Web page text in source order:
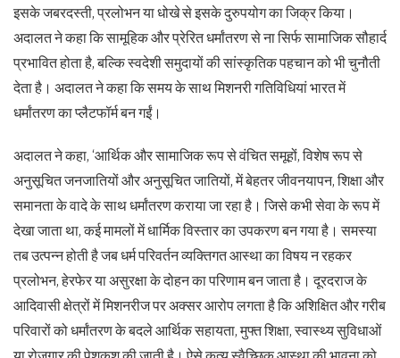
इसके जबरदस्ती, प्रलोभन या धोखे से इसके दुरुपयोग का जिक्र किया।
अदालत ने कहा कि सामूहिक और प्रेरित धर्मांतरण से ना सिर्फ सामाजिक सौहार्द
प्रभावित होता है, बल्कि स्वदेशी समुदायों की सांस्कृतिक पहचान को भी चुनौती
देता है। अदालत ने कहा कि समय के साथ मिशनरी गतिविधियां भारत में
धर्मांतरण का प्लैटफॉर्म बन गईं।
अदालत ने कहा, ‘आर्थिक और सामाजिक रूप से वंचित समूहों, विशेष रूप से
अनुसूचित जनजातियों और अनुसूचित जातियों, में बेहतर जीवनयापन, शिक्षा और
समानता के वादे के साथ धर्मांतरण कराया जा रहा है। जिसे कभी सेवा के रूप में
देखा जाता था, कई मामलों में धार्मिक विस्तार का उपकरण बन गया है। समस्या
तब उत्पन्न होती है जब धर्म परिवर्तन व्यक्तिगत आस्था का विषय न रहकर
प्रलोभन, हेरफेर या असुरक्षा के दोहन का परिणाम बन जाता है। दूरदराज के
आदिवासी क्षेत्रों में मिशनरीज पर अक्सर आरोप लगता है कि अशिक्षित और गरीब
परिवारों को धर्मांतरण के बदले आर्थिक सहायता, मुफ्त शिक्षा, स्वास्थ्य सुविधाओं